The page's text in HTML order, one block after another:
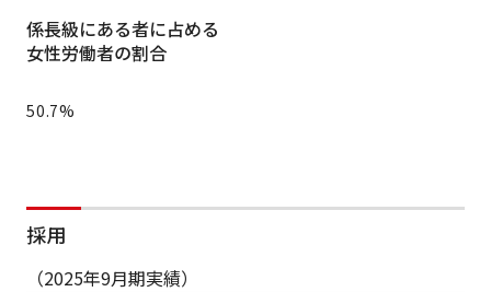
係長級にある者に占める
女性労働者の割合
50.7%
採用
（2025年9月期実績）